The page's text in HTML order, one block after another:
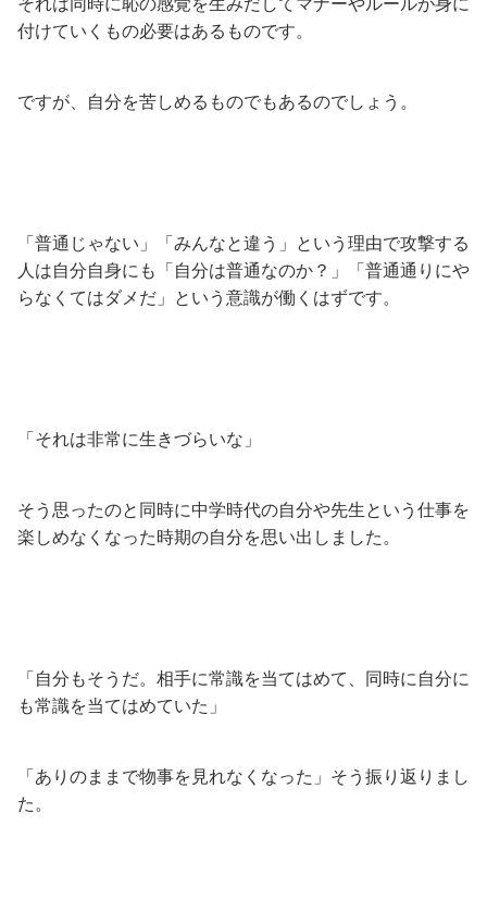
付けていくもの必要はあるものです。
ですが、自分を苦しめるものでもあるのでしょう。
「普通じゃない」「みんなと違う」という理由で攻撃する
人は自分自身にも「自分は普通なのか？」「普通通りにや
らなくてはダメだ」という意識が働くはずです。
「それは非常に生きづらいな」
そう思ったのと同時に中学時代の自分や先生という仕事を
楽しめなくなった時期の自分を思い出しました。
「自分もそうだ。相手に常識を当てはめて、同時に自分に
も常識を当てはめていた」
「ありのままで物事を見れなくなった」そう振り返りまし
た。